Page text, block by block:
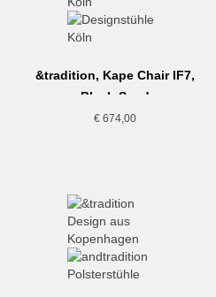
&tradition, Kape Chair IF7,
Black-Sand
€ 674,00